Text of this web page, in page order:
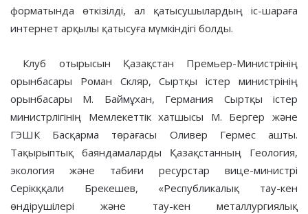
форматында өткізілді, ал қатысушылардың іс-шараға
интернет арқылы қатысуға мүмкіндігі болды.
Клуб отырысын Қазақстан Премьер-Министрінің
орынбасары Роман Скляр, Сыртқы істер министрінің
орынбасары М. Баймұхан, Германия Сыртқы істер
министрлігінің Мемлекеттік хатшысы М. Бергер және
ГЭШК Басқарма төрағасы Оливер Гермес ашты.
Тақырыптық баяндамаларды Қазақстанның Геология,
экология және табиғи ресурстар вице-министрі
Серікққали Брекешев, «Республикалық тау-кен
өндірушілері және тау-кен металлургиялық